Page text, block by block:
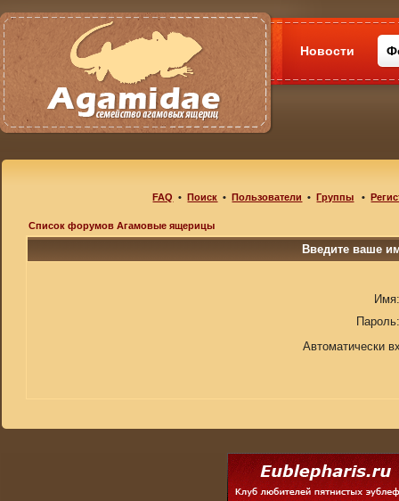
Новости
FAQ •Поиск •Пользователи •Группы •
Список форумов Агамовые ящерицы
Введите ваше
Имя:
Пароль:
Автоматически